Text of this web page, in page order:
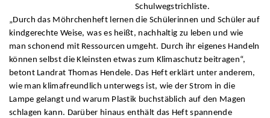
Schulwegstrichliste.
„Durch das Möhrchenheft lernen die Schülerinnen und Schüler auf
kindgerechte Weise, was es heißt, nachhaltig zu leben und wie
man schonend mit Ressourcen umgeht. Durch ihr eigenes Handeln
können selbst die Kleinsten etwas zum Klimaschutz beitragen“,
betont Landrat Thomas Hendele. Das Heft erklärt unter anderem,
wie man klimafreundlich unterwegs ist, wie der Strom in die
Lampe gelangt und warum Plastik buchstäblich auf den Magen
schlagen kann. Darüber hinaus enthält das Heft spannende